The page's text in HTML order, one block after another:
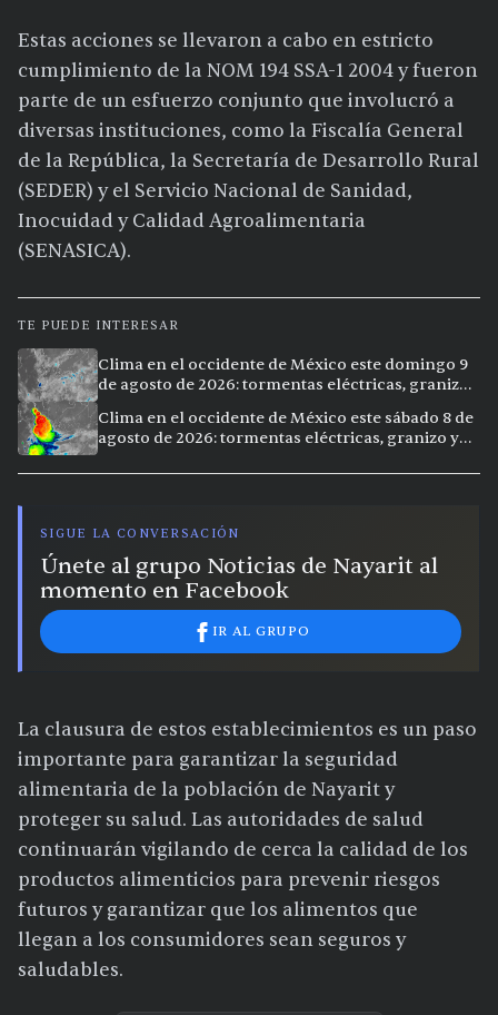
Estas acciones se llevaron a cabo en estricto
cumplimiento de la NOM 194 SSA-1 2004 y fueron
parte de un esfuerzo conjunto que involucró a
diversas instituciones, como la Fiscalía General
de la República, la Secretaría de Desarrollo Rural
(SEDER) y el Servicio Nacional de Sanidad,
Inocuidad y Calidad Agroalimentaria
(SENASICA).
TE PUEDE INTERESAR
Clima en el occidente de México este domingo 9
de agosto de 2026: tormentas eléctricas, granizo
Clima en el occidente de México este sábado 8 de
agosto de 2026: tormentas eléctricas, granizo y
SIGUE LA CONVERSACIÓN
Únete al grupo Noticias de Nayarit al
momento en Facebook
IR AL GRUPO
La clausura de estos establecimientos es un paso
importante para garantizar la seguridad
alimentaria de la población de Nayarit y
proteger su salud. Las autoridades de salud
continuarán vigilando de cerca la calidad de los
productos alimenticios para prevenir riesgos
futuros y garantizar que los alimentos que
llegan a los consumidores sean seguros y
saludables.